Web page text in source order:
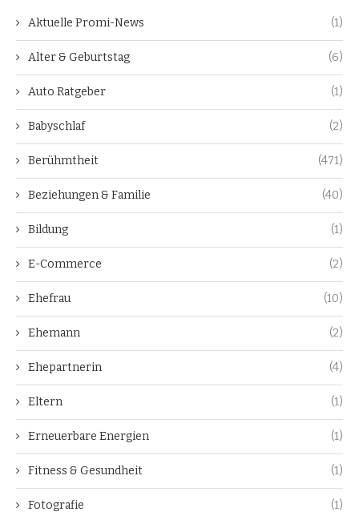
Aktuelle Promi-News (1)
Alter & Geburtstag (6)
Auto Ratgeber (1)
Babyschlaf (2)
Berühmtheit (471)
Beziehungen & Familie (40)
Bildung (1)
E-Commerce (2)
Ehefrau (10)
Ehemann (2)
Ehepartnerin (4)
Eltern (1)
Erneuerbare Energien (1)
Fitness & Gesundheit (1)
Fotografie (1)